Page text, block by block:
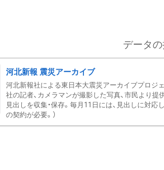
データ
河北新報 震災アーカイブ
河北新報社による東日本大震災アーカイブプロジ
社の記者、カメラマンが撮影した写真、市民より
見出しを収集・保存。毎月11日には、見出しに対
の契約が必要。）